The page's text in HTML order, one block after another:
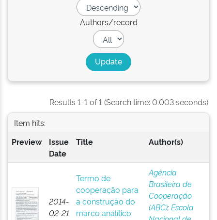
Authors/record
Results 1-1 of 1 (Search time: 0.003 seconds).
Item hits:
Preview
Issue
Date
Title Author(s)
2014-
02-21
Termo de
cooperação para
a construção do
marco analítico
Agência
Brasileira de
Cooperação
(ABC);Escola